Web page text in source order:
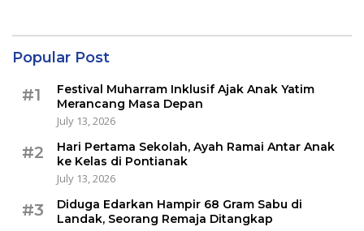
Popular Post
#1
Festival Muharram Inklusif Ajak Anak Yatim
Merancang Masa Depan
July 13, 2026
#2
Hari Pertama Sekolah, Ayah Ramai Antar Anak
ke Kelas di Pontianak
July 13, 2026
#3
Diduga Edarkan Hampir 68 Gram Sabu di
Landak, Seorang Remaja Ditangkap